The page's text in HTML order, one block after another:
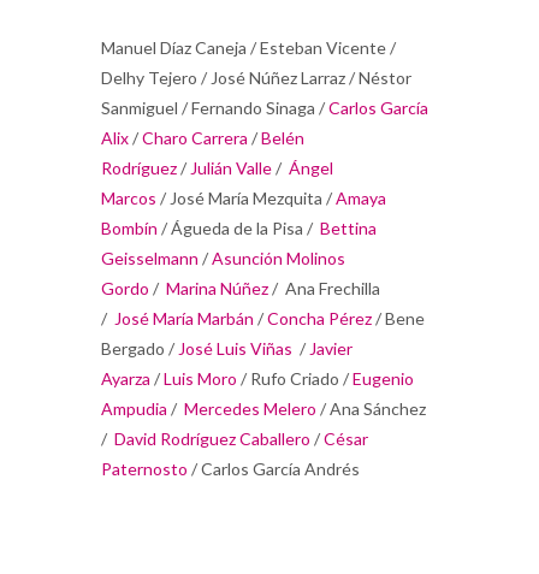
Manuel Díaz Caneja / Esteban Vicente /
Delhy Tejero / José Núñez Larraz / Néstor
Sanmiguel / Fernando Sinaga /Carlos García
Alix/Charo Carrera /Belén
Rodríguez/ Julián Valle/ Ángel
Marcos / José María Mezquita /Amaya
Bombín / Águeda de la Pisa / Bettina
Geisselmann /Asunción Molinos
Gordo / Marina Núñez/ Ana Frechilla
/ José María Marbán /Concha Pérez/ Bene
Bergado / José Luis Viñas / Javier
Ayarza /Luis Moro / Rufo Criado /Eugenio
Ampudia / Mercedes Melero / Ana Sánchez
/ David Rodríguez Caballero /César
Paternosto / Carlos García Andrés